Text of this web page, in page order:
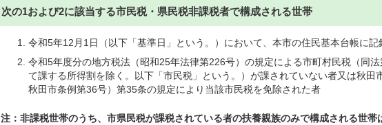
次の1および2に該当する市民税・県民税非課税者で構成される世帯
令和5年12月1日（以下「基準日」という。）において、本市の住民基本台帳に記
令和5年度分の地方税法（昭和25年法律第226号）の規定による市町村民税（同
て課する所得割を除く。以下「市民税」という。）が課されていない者又は秋田
秋田市条例第36号）第35条の規定により当該市民税を免除された者
注：非課税世帯のうち、市県民税が課税されている者の扶養親族のみで構成される世帯